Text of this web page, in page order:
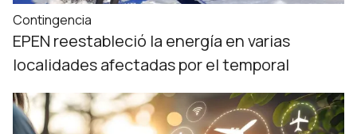
Contingencia
EPEN reestableció la energía en varias
localidades afectadas por el temporal